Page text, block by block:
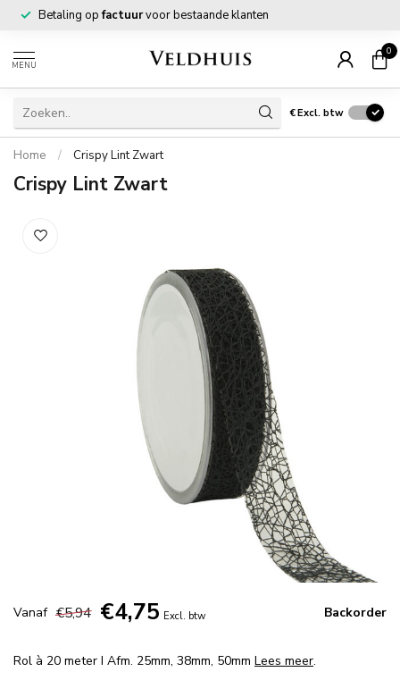
Betaling opfactuurvoor bestaande klanten
MENU
0
€Excl. btw
Home / Crispy Lint Zwart
Crispy Lint Zwart
Vanaf €5,94 €4,75 Excl. btw Backorder
Rol à 20 meter I Afm. 25mm, 38mm, 50mm Lees meer.